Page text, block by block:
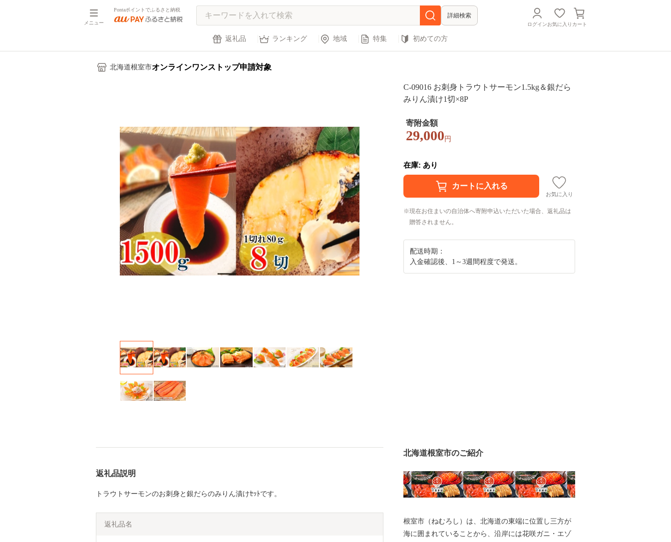
メニュー
Pontaポイントでふるさと納税
詳細検索
ログインお気に入り カート
返礼品 ランキング 地域 特集 初めての方
北海道根室市オンラインワンストップ申請対象
C-09016 お刺身トラウトサーモン1.5kg＆銀だら
みりん漬け1切×8P
寄附金額
29,000 円
在庫: あり
お気に入り
現在お住まいの自治体へ寄附申込いただいた場合、返礼品は
贈答されません。
配送時期：
入金確認後、1～3週間程度で発送。
返礼品説明
トラウトサーモンのお刺身と銀だらのみりん漬けｾｯﾄです。
返礼品名
北海道根室市のご紹介
根室市（ねむろし）は、北海道の東端に位置し三方が
海に囲まれていることから、沿岸には花咲ガニ・エゾ